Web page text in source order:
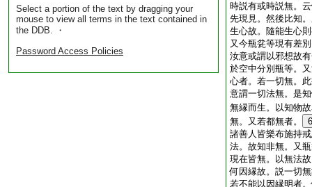
Select a portion of the text by dragging your
mouse to view all terms in the text contained in
the DDB. ・
Password Access Policies
時説有或時説無。
先現見。然後比知
生心故。隨能生心
又今瓶瓫等現有差
汝意或謂以邪想故
於空中分別瓶等。
心者。若一切無。
意謂一切法無。是
無縁而生。以知物
無。又若都無者。
6
諸善人皆樂布施持
法。故知非無。又
現在皆無。以無法
何因縁故。説一切
若不能以因縁明者